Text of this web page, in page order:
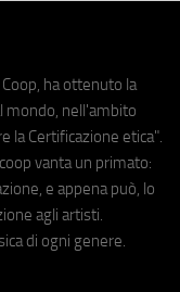
ha ottenuto la
mondo, nell'ambito
la Certificazione etica".
vanta un primato:
e appena può, lo
agli artisti.
di ogni genere.